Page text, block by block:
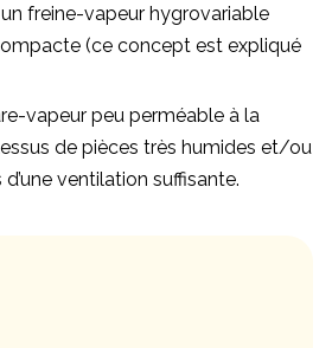
freine-vapeur hygrovariable
(ce concept est expliqué
vapeur peu perméable à la
de pièces très humides et/ou
ventilation suffisante.